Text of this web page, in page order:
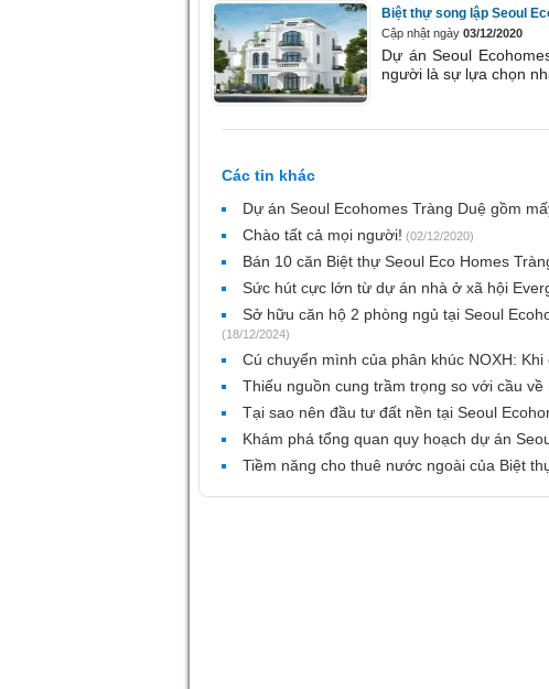
Biệt thự song lập Seoul
Cập nhật ngày 03/12/2020
Dự án Seoul
người là sự lựa chọn
Các tin khác
Dự án Seoul Ecohomes Tràng Duệ gồm
Chào tất cả mọi người! (02/12/2020)
Bán 10 căn Biệt thự Seoul Eco Homes
Sức hút cực lớn từ dự án nhà ở xã hội
Sở hữu căn hộ 2 phòng ngủ tại Seoul
(18/12/2024)
Cú chuyển mình của phân khúc NOXH:
Thiếu nguồn cung trầm trọng so với cầu về
Tại sao nên đầu tư đất nền tại Seoul
Khám phá tổng quan quy hoạch dự án
Tiềm năng cho thuê nước ngoài của Biệt